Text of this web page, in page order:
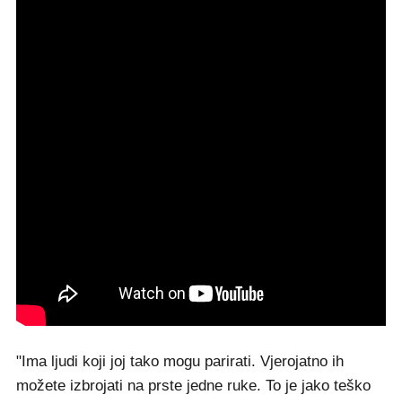
"Ima ljudi koji joj tako mogu parirati. Vjerojatno ih
možete izbrojati na prste jedne ruke. To je jako teško